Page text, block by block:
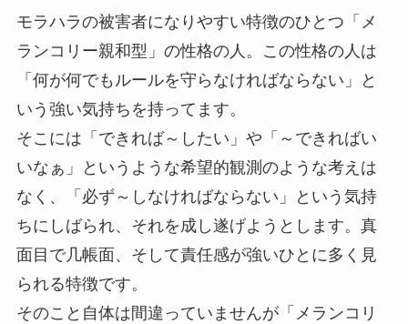
モラハラの被害者になりやすい特徴のひとつ「メ
ランコリー親和型」の性格の人。この性格の人は
「何が何でもルールを守らなければならない」と
いう強い気持ちを持ってます。
そこには「できれば～したい」や「～できればい
いなぁ」というような希望的観測のような考えは
なく、「必ず～しなければならない」という気持
ちにしばられ、それを成し遂げようとします。真
面目で几帳面、そして責任感が強いひとに多く見
られる特徴です。
そのこと自体は間違っていませんが「メランコリ